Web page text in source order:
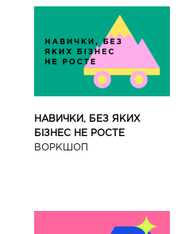
НАВИЧКИ, БЕЗ ЯКИХ
БІЗНЕС НЕ РОСТЕ
ВОРКШОП